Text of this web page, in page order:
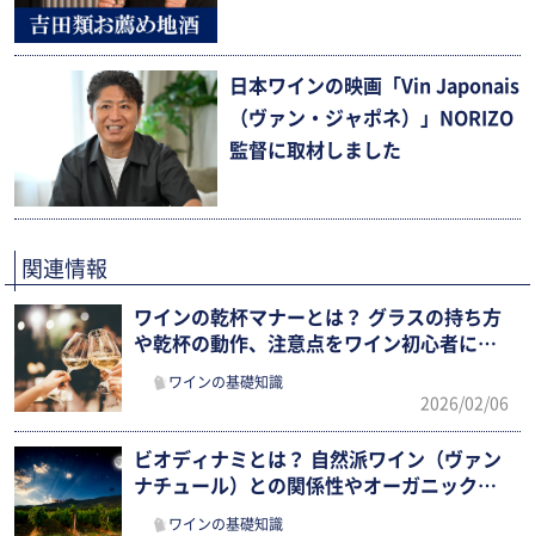
日本ワインの映画「Vin Japonais
（ヴァン・ジャポネ）」NORIZO
監督に取材しました
関連情報
ワインの乾杯マナーとは？ グラスの持ち方
や乾杯の動作、注意点をワイン初心者にも
ワインの基礎知識
2026/02/06
ビオディナミとは？ 自然派ワイン（ヴァン
ナチュール）との関係性やオーガニックと
ワインの基礎知識